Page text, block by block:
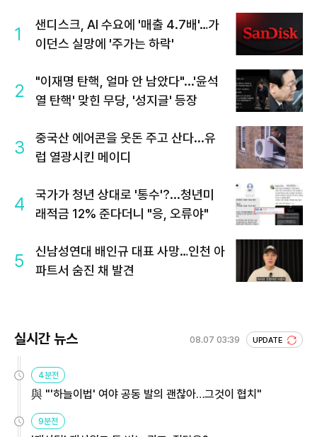
1
샌디스크, AI 수요에 '매출 4.7배'…가
이던스 실망에 '주가는 하락'
2
"이재명 탄핵, 얼마 안 남았다"...'윤석
열 탄핵' 맞힌 무당, '성지글' 등장
3
중국산 에어콘을 웃돈 주고 산다...유
럽 열광시킨 메이디
4
국가가 청년 상대로 '통수'?...청년미
래적금 12% 준다더니 "응, 오류야"
5
신남성연대 배인규 대표 사망…인천 아
파트서 숨진 채 발견
실시간 뉴스 08.07 03:39 UPDATE
4분전
與 "'하늘이법' 여야 공동 발의 괜찮아…그것이 협치"
9분전